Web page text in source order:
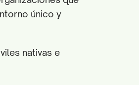
único y
nativas e